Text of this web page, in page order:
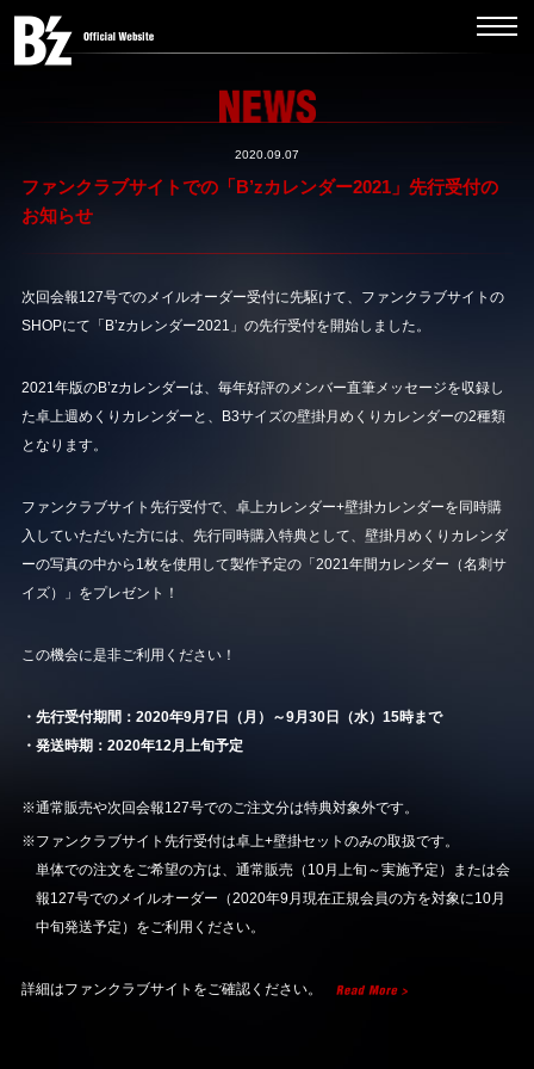
2020.09.07
ファンクラブサイトでの「B’zカレンダー2021」先行受付の
お知らせ
次回会報127号でのメイルオーダー受付に先駆けて、ファンクラブサイトの
SHOPにて「B’zカレンダー2021」の先行受付を開始しました。
2021年版のB’zカレンダーは、毎年好評のメンバー直筆メッセージを収録し
た卓上週めくりカレンダーと、B3サイズの壁掛月めくりカレンダーの2種類
となります。
ファンクラブサイト先行受付で、卓上カレンダー+壁掛カレンダーを同時購
入していただいた方には、先行同時購入特典として、壁掛月めくりカレンダ
ーの写真の中から1枚を使用して製作予定の「2021年間カレンダー（名刺サ
イズ）」をプレゼント！
この機会に是非ご利用ください！
・先行受付期間：2020年9月7日（月）～9月30日（水）15時まで
・発送時期：2020年12月上旬予定
※通常販売や次回会報127号でのご注文分は特典対象外です。
※ファンクラブサイト先行受付は卓上+壁掛セットのみの取扱です。
単体での注文をご希望の方は、通常販売（10月上旬～実施予定）または会
報127号でのメイルオーダー（2020年9月現在正規会員の方を対象に10月
中旬発送予定）をご利用ください。
詳細はファンクラブサイトをご確認ください。